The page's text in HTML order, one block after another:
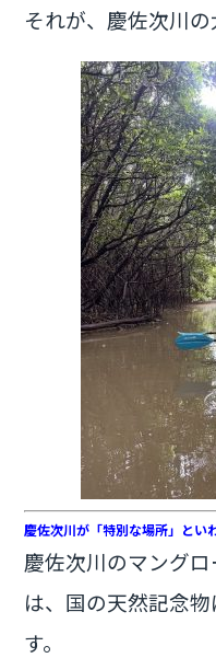
それが、慶佐次川の
慶佐次川が「特別な場所」とい
慶佐次川のマング
は、国の天然記念
す。